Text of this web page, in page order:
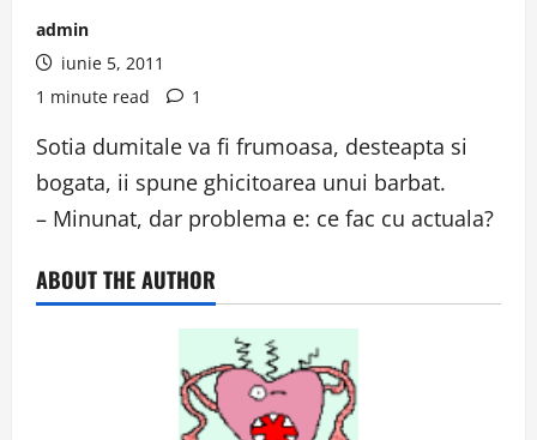
admin
iunie 5, 2011
1 minute read
1
Sotia dumitale va fi frumoasa, desteapta si
bogata, ii spune ghicitoarea unui barbat.
– Minunat, dar problema e: ce fac cu actuala?
ABOUT THE AUTHOR